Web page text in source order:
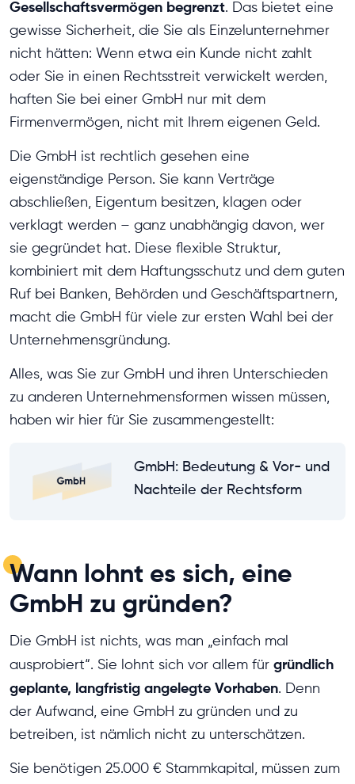
Gesellschaftsvermögen begrenzt. Das bietet eine
gewisse Sicherheit, die Sie als Einzelunternehmer
nicht hätten: Wenn etwa ein Kunde nicht zahlt
oder Sie in einen Rechtsstreit verwickelt werden,
haften Sie bei einer GmbH nur mit dem
Firmenvermögen, nicht mit Ihrem eigenen Geld.
Die GmbH ist rechtlich gesehen eine
eigenständige Person. Sie kann Verträge
abschließen, Eigentum besitzen, klagen oder
verklagt werden – ganz unabhängig davon, wer
sie gegründet hat. Diese flexible Struktur,
kombiniert mit dem Haftungsschutz und dem guten
Ruf bei Banken, Behörden und Geschäftspartnern,
macht die GmbH für viele zur ersten Wahl bei der
Unternehmensgründung.
Alles, was Sie zur GmbH und ihren Unterschieden
zu anderen Unternehmensformen wissen müssen,
haben wir hier für Sie zusammengestellt:
GmbH: Bedeutung & Vor- und
Nachteile der Rechtsform
Wann lohnt es sich, eine
GmbH zu gründen?
Die GmbH ist nichts, was man „einfach mal
ausprobiert“. Sie lohnt sich vor allem für gründlich
geplante, langfristig angelegte Vorhaben. Denn
der Aufwand, eine GmbH zu gründen und zu
betreiben, ist nämlich nicht zu unterschätzen.
Sie benötigen 25.000 € Stammkapital, müssen zum